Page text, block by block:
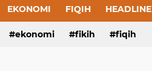
EKONOMI FIQIH HEADLINE
ekonomi fikih fiqih